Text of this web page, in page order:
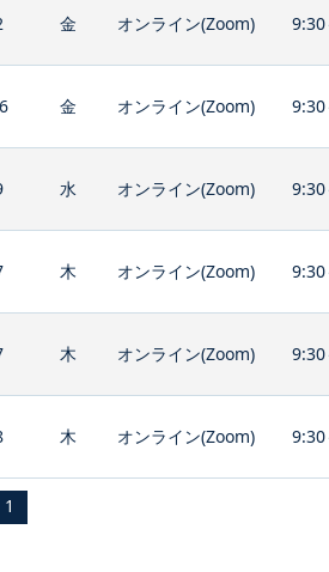
金 オンライン(Zoom) 9:30
金 オンライン(Zoom) 9:30
水 オンライン(Zoom) 9:30
木 オンライン(Zoom) 9:30
木 オンライン(Zoom) 9:30
木 オンライン(Zoom) 9:30
1